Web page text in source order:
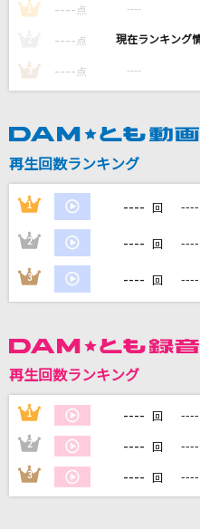
ホットダック！
かごめ
Kanaria feat. 星街すいせい
カラオケ最新
1 ---- 点 ----
---- 点 ----
3 ---- 点 ----
再生回数ランキング
1 ---- 回 ----
2 ---- 回 ----
3 ---- 回 ----
再生回数ランキング
1 ---- 回 ----
2 ---- 回 ----
3 ---- 回 ----